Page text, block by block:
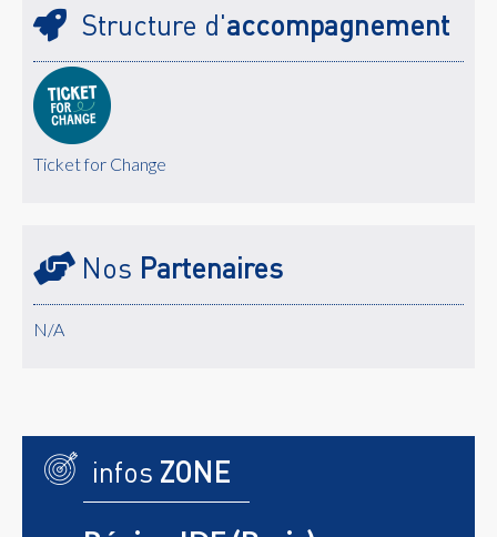
Structure d'accompagnement
Ticket for Change
Nos Partenaires
N/A
infos ZONE